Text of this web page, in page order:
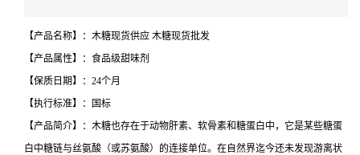
【产品名称】：木糖现货供应 木糖现货批发
【产品属性】：食品级甜味剂
【保质日期】：24个月
【执行标准】：国标
【产品简介】：木糖也存在于动物肝素、软骨素和糖蛋白中，它是某些糖蛋
白中糖链与丝氨酸（或苏氨酸）的连接单位。在自然界迄今还未发现游离状